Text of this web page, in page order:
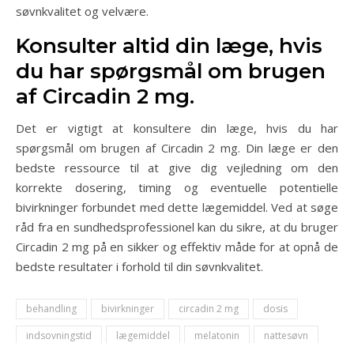
søvnkvalitet og velvære.
Konsulter altid din læge, hvis
du har spørgsmål om brugen
af ​​Circadin 2 mg.
Det er vigtigt at konsultere din læge, hvis du har
spørgsmål om brugen af Circadin 2 mg. Din læge er den
bedste ressource til at give dig vejledning om den
korrekte dosering, timing og eventuelle potentielle
bivirkninger forbundet med dette lægemiddel. Ved at søge
råd fra en sundhedsprofessionel kan du sikre, at du bruger
Circadin 2 mg på en sikker og effektiv måde for at opnå de
bedste resultater i forhold til din søvnkvalitet.
behandling bivirkninger circadin 2 mg
dosis
indsovningstid
lægemiddel melatonin
nattesøvn